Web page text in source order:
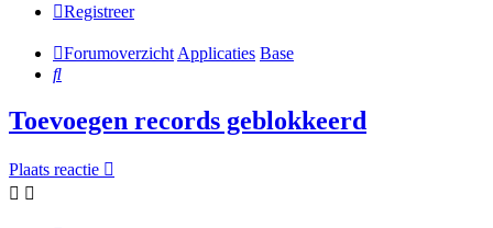
Registreer
Forumoverzicht Applicaties Base
Zoek
Toevoegen records geblokkeerd
Plaats reactie